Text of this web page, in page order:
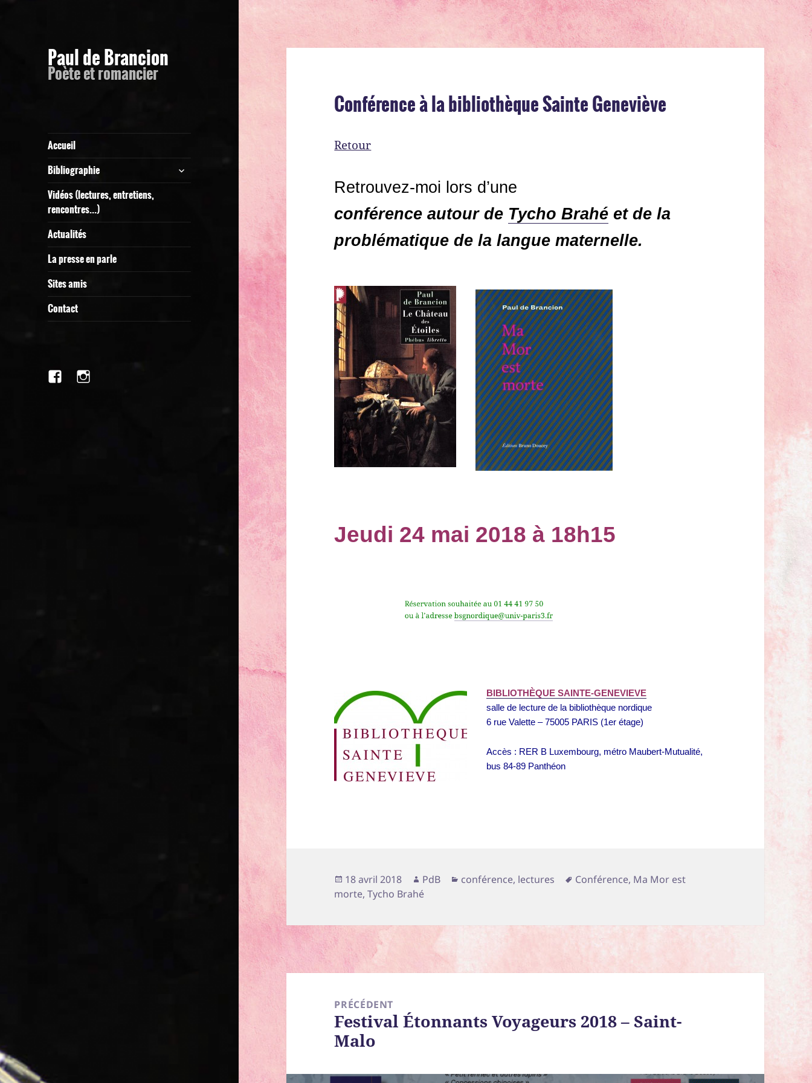
Paul de Brancion
Poète et romancier
Accueil
Bibliographie
ouvrir
le
Vidéos (lectures, entretiens,
rencontres…)
Actualités
La presse en parle
Sites amis
Contact
facebookInstagram
Conférence à la bibliothèque Sainte Geneviève
Retour
Retrouvez-moi lors d’une
conférence autour de Tycho Brahé et de la
problématique de la langue maternelle.
Jeudi 24 mai 2018 à 18h15
Réservation souhaitée au 01 44 41 97 50
ou à l’adressebsgnordique@univ-paris3.fr
BIBLIOTHÈQUE SAINTE-GENEVIEVE
salle de lecture de la bibliothèque nordique
6 rue Valette – 75005 PARIS (1er étage)
Accès : RER B Luxembourg, métro Maubert-Mutualité,
bus 84-89 Panthéon
Publié
le
18 avril 2018 Auteur
PdB Catégories
conférence, lectures
Mots-
Conférence, Ma Mor est
morte,Tycho Brahé
PRÉCÉDENT
Article
précédent :
Festival Étonnants Voyageurs 2018 – Saint-
Malo